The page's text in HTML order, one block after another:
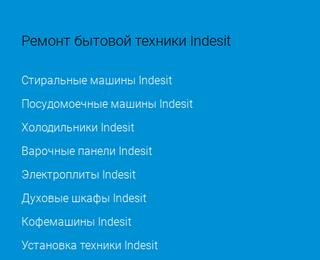
Ремонт бытовой техники Indesit
Стиральные машины Indesit
Посудомоечные машины Indesit
Холодильники Indesit
Варочные панели Indesit
Электроплиты Indesit
Духовые шкафы Indesit
Кофемашины Indesit
Установка техники Indesit